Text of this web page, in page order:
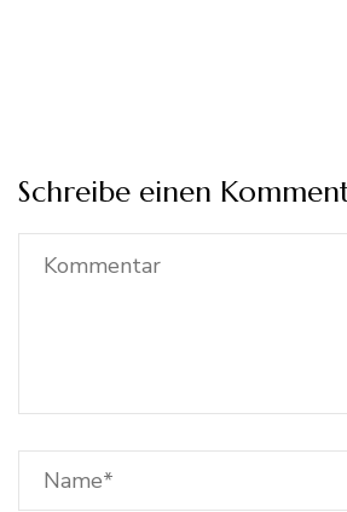
Schreibe einen